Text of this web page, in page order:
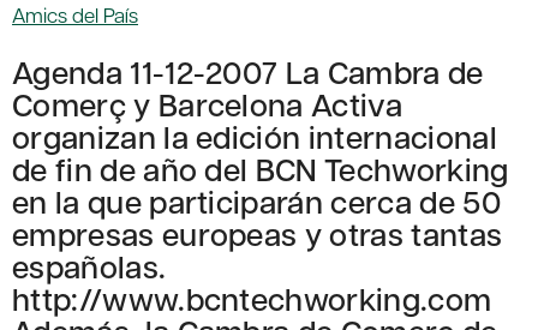
Amics del País
Agenda 11-12-2007 La Cambra de
Comerç y Barcelona Activa
organizan la edición internacional
de fin de año del BCN Techworking
en la que participarán cerca de 50
empresas europeas y otras tantas
españolas.
http://www.bcntechworking.com